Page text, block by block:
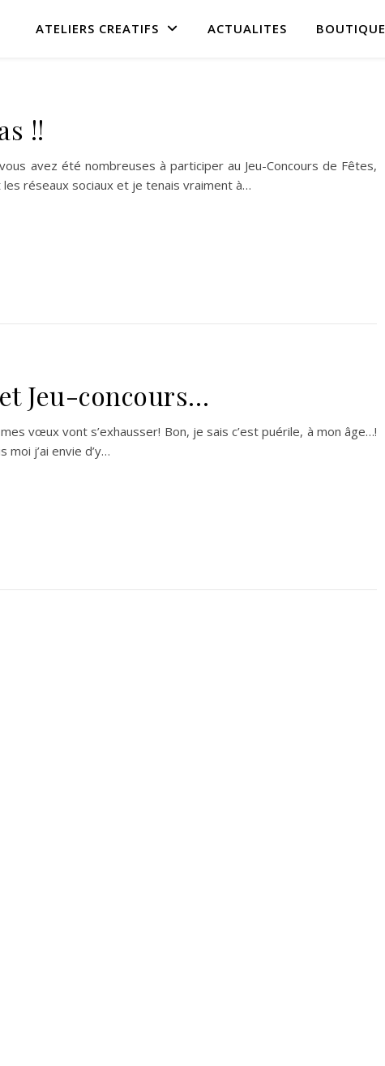
ATELIERS CREATIFS ACTUALITES BOUTIQUE
!!
avez été nombreuses à participer au Jeu-Concours de Fêtes,
les réseaux sociaux et je tenais vraiment à…
Jeu-concours…
vœux vont s’exhausser! Bon, je sais c’est puérile, à mon âge…!
moi j’ai envie d’y…